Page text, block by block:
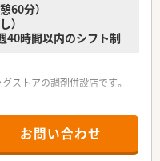
60分）
）
40時間以内のシフト制
ストアの調剤併設店です。
、集約型の事務センターにて
お問い合わせ